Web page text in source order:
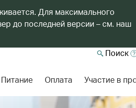
Для максимального
до последней версии – см. наш
Поиск
Питание Оплата Участие в